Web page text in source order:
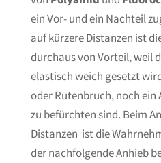
ein Vor- und ein Nachteil
auf kürzere Distanzen ist
durchaus von Vorteil, weil
elastisch weich gesetzt
oder Rutenbruch, noch ein
zu befürchten sind. Beim
Distanzen ist die
der nachfolgende Anhieb